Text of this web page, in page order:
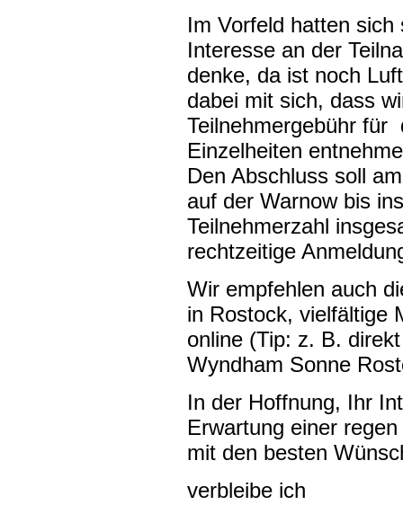
Im Vorfeld hatten
Interesse an der
denke, da ist noch
dabei mit sich, dass
Teilnehmergebühr für
Einzelheiten
Den Abschluss soll
auf der Warnow bis
Teilnehmerzahl
rechtzeitige
Wir empfehlen auch
in Rostock, vielfältige
online (Tip: z. B.
Wyndham Sonne
In der Hoffnung, Ihr
Erwartung einer
mit den besten
verbleibe ich